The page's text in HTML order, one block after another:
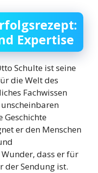
Expertise
Schulte ist seine
die Welt des
Fachwissen
Geschichte
er den Menschen
dass er für
der Sendung ist.